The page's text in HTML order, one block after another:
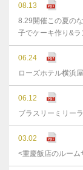
08.13
8.29開催この夏の
子でケーキ作り&
06.24
ローズホテル横浜
06.12
ブラスリーミリー
03.02
<重慶飯店のルーム